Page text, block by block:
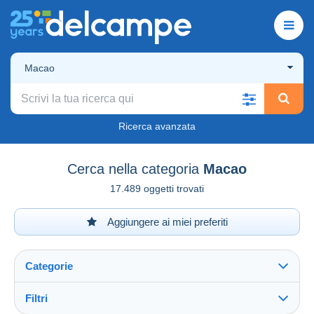
Macao
Ricerca avanzata
Cerca nella categoria Macao
17.489 oggetti trovati
Aggiungere ai miei preferiti
Categorie
Filtri